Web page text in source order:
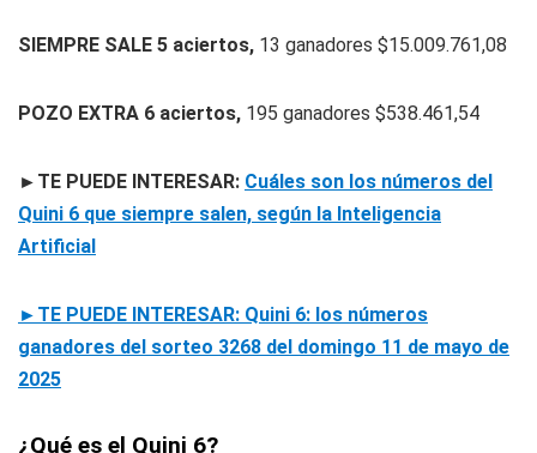
SIEMPRE SALE 5 aciertos, 13 ganadores $15.009.761,08
POZO EXTRA 6 aciertos, 195 ganadores $538.461,54
►TE PUEDE INTERESAR: Cuáles son los números del
Quini 6 que siempre salen, según la Inteligencia
Artificial
►TE PUEDE INTERESAR: Quini 6: los números
ganadores del sorteo 3268 del domingo 11 de mayo de
2025
¿Qué es el Quini 6?